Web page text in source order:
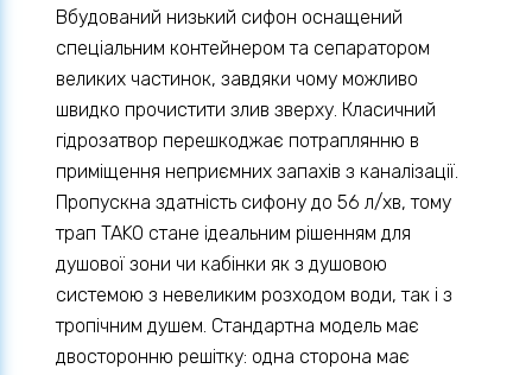
Вбудований низький сифон оснащений
спеціальним контейнером та сепаратором
великих частинок, завдяки чому можливо
швидко прочистити злив зверху. Класичний
гідрозатвор перешкоджає потраплянню в
приміщення неприємних запахів з каналізації.
Пропускна здатність сифону до 56 л/хв, тому
трап TAKO стане ідеальним рішенням для
душової зони чи кабінки як з душовою
системою з невеликим розходом води, так і з
тропічним душем. Стандартна модель має
двосторонню решітку: одна сторона має